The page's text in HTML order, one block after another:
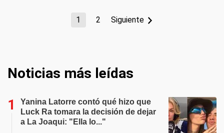
1 2 Siguiente
Noticias más leídas
Yanina Latorre contó qué hizo que
Luck Ra tomara la decisión de dejar
a La Joaqui: "Ella lo..."